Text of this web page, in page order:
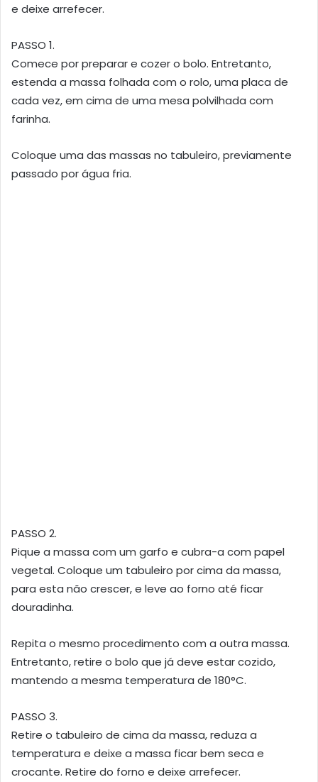
e deixe arrefecer.
PASSO 1.
Comece por preparar e cozer o bolo. Entretanto,
estenda a massa folhada com o rolo, uma placa de
cada vez, em cima de uma mesa polvilhada com
farinha.
Coloque uma das massas no tabuleiro, previamente
passado por água fria.
PASSO 2.
Pique a massa com um garfo e cubra-a com papel
vegetal. Coloque um tabuleiro por cima da massa,
para esta não crescer, e leve ao forno até ficar
douradinha.
Repita o mesmo procedimento com a outra massa.
Entretanto, retire o bolo que já deve estar cozido,
mantendo a mesma temperatura de 180°C.
PASSO 3.
Retire o tabuleiro de cima da massa, reduza a
temperatura e deixe a massa ficar bem seca e
crocante. Retire do forno e deixe arrefecer.